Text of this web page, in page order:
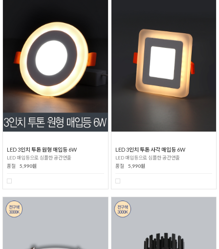
LED 3인치 투톤 원형 매입등 6W
LED 매입등으로 심플한 공간연출
품절
5,990원
LED 3인치 투톤 사각 매입등 6W
LED 매입등으로 심플한 공간연출
품절
5,990원